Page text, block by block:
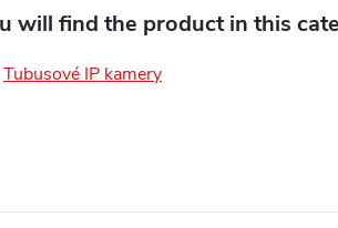
will find the product in this
Tubusové IP kamery